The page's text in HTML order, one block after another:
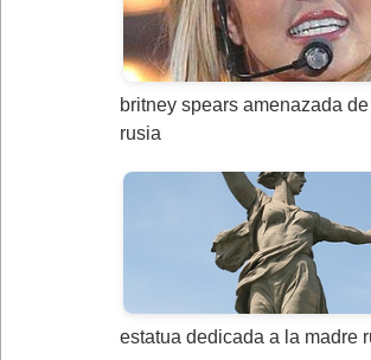
britney spears amenazada
rusia
estatua dedicada a la madre